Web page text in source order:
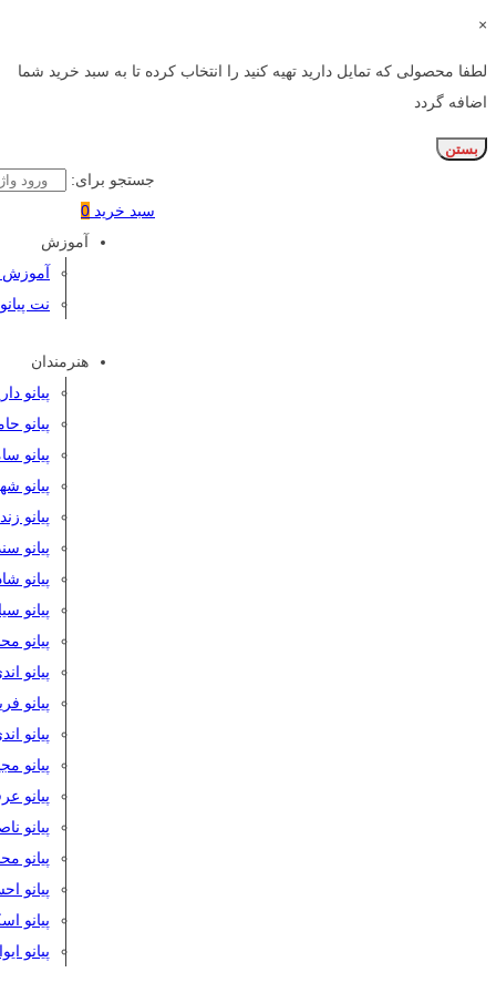
×
لطفا محصولی که تمایل دارید تهیه کنید را انتخاب کرده تا به سبد خرید شما
اضافه گردد
بستن
جستجو برای:
سبد خرید 0
آموزش
آموزش
نت پیانو
هنرمندان
پیانو
پیانو
پیانو
پیانو
پیانو
پیانو
پیانو
پیانو
پیانو
پیانو
پیانو
پیانو
پیانو
پیانو
پیانو
پیانو
پیانو
پیانو
پیانو